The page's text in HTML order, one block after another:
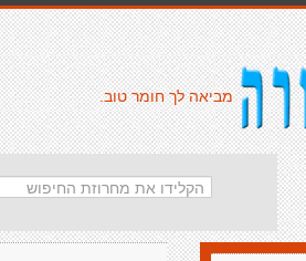
מביאה לך חומר טוב.